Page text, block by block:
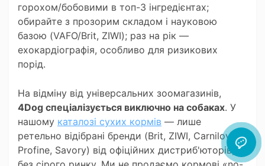
горохом/бобовими в топ-3 інгредієнтах;
обирайте з прозорим складом і науковою
базою (VAFO/Brit, ZIWI); раз на рік —
ехокардіографія, особливо для ризикових
порід.
На відміну від універсальних зоомагазинів,
4Dog спеціалізується виключно на собаках. У
нашому каталозі сухих кормів — лише
ретельно відібрані бренди (Brit, ZIWI, Carnilove,
Profine, Savory) від офіційних дистриб'юторів,